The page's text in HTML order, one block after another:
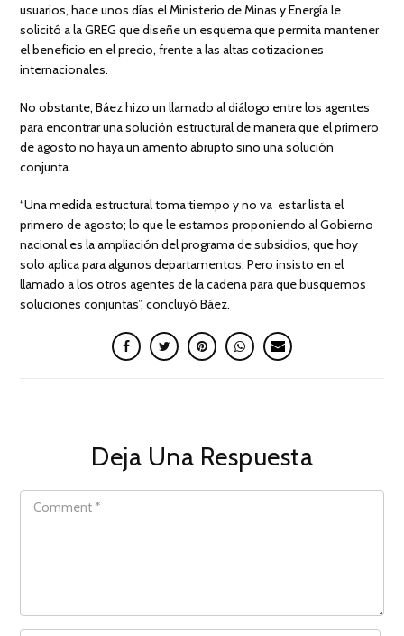
usuarios, hace unos días el Ministerio de Minas y Energía le
solicitó a la GREG que diseñe un esquema que permita mantener
el beneficio en el precio, frente a las altas cotizaciones
internacionales.
No obstante, Báez hizo un llamado al diálogo entre los agentes
para encontrar una solución estructural de manera que el primero
de agosto no haya un amento abrupto sino una solución
conjunta.
“Una medida estructural toma tiempo y no va estar lista el
primero de agosto; lo que le estamos proponiendo al Gobierno
nacional es la ampliación del programa de subsidios, que hoy
solo aplica para algunos departamentos. Pero insisto en el
llamado a los otros agentes de la cadena para que busquemos
soluciones conjuntas”, concluyó Báez.
Deja Una Respuesta
COMMENT